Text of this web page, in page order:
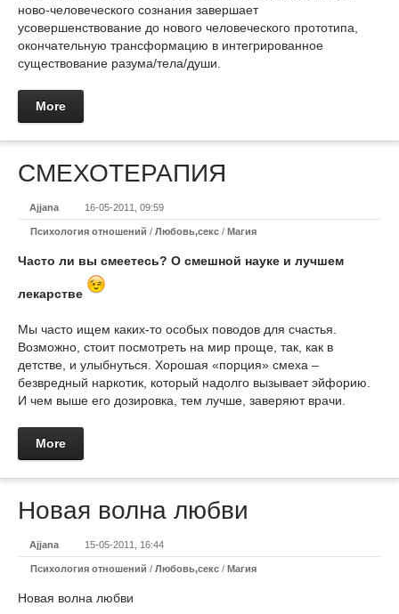
ново-человеческого сознания завершает
усовершенствование до нового человеческого прототипа,
окончательную трансформацию в интегрированное
существование разума/тела/души.
More
СМЕХОТЕРАПИЯ
Ajjana 16-05-2011, 09:59
Психология отношений / Любовь,секс / Магия
Часто ли вы смеетесь? О смешной науке и лучшем
лекарстве
Мы часто ищем каких-то особых поводов для счастья.
Возможно, стоит посмотреть на мир проще, так, как в
детстве, и улыбнуться. Хорошая «порция» смеха –
безвредный наркотик, который надолго вызывает эйфорию.
И чем выше его дозировка, тем лучше, заверяют врачи.
More
Новая волна любви
Ajjana 15-05-2011, 16:44
Психология отношений / Любовь,секс / Магия
Новая волна любви